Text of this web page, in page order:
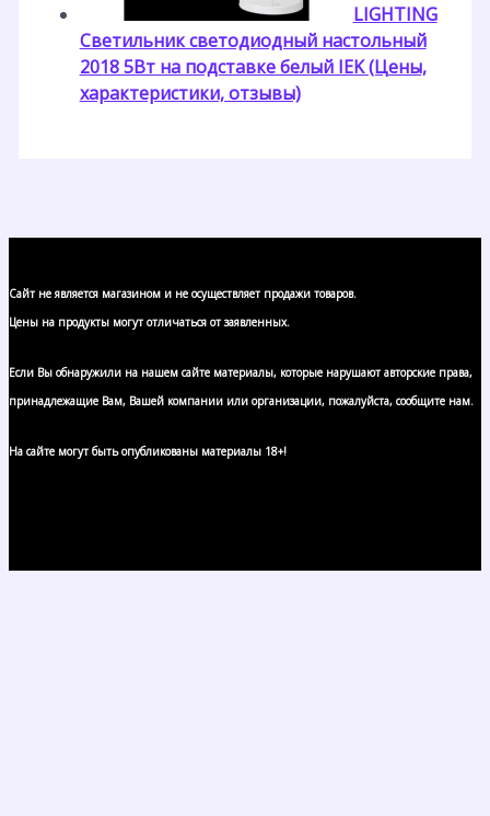
LIGHTING
Светильник светодиодный настольный
2018 5Вт на подставке белый IEK (Цены,
характеристики, отзывы)
Сайт не является магазином и не осуществляет продажи товаров.
Цены на продукты могут отличаться от заявленных.
Если Вы обнаружили на нашем сайте материалы, которые нарушают авторские права,
принадлежащие Вам, Вашей компании или организации, пожалуйста, сообщите нам.
На сайте могут быть опубликованы материалы 18+!